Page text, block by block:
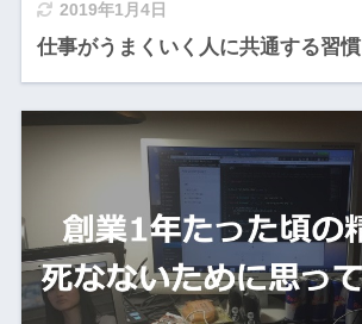
2019年1月4日
仕事がうまくいく人に共通する習慣